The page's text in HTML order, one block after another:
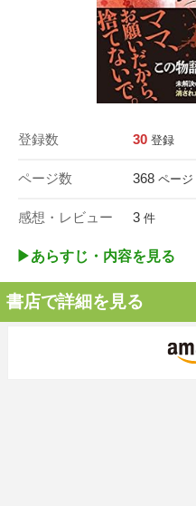
登録数 30 登録
ページ数 368 ページ
感想・レビュー 3 件
▶︎あらすじ・内容を見る
書店で詳細を見る